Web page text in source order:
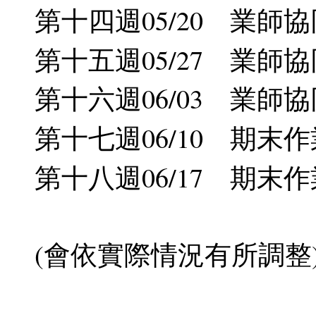
第十四週05/20 業師
第十五週05/27 業師
第十六週06/03 業師
第十七週06/10 期末作
第十八週06/17 期末作
(會依實際情況有所調